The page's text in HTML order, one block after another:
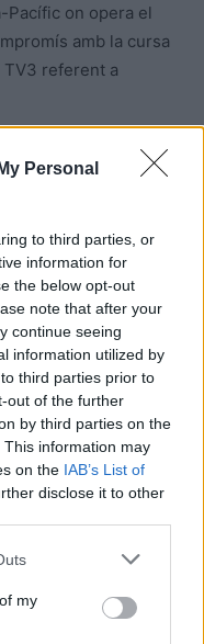
Personal
to third parties, or
information for
the below opt-out
note that after your
continue seeing
information utilized by
third parties prior to
out of the further
by third parties on the
This information may
on the IAB’s List of
disclose it to other
my
Pacífic on opera el
amb la cursa
referent a
el senyal a 17
d’especial
Isaac del Toro
del ciclisme mundial,
opcions destacades a
el món a través de
vinculada a Warner
als aficionats gaudir
lloc i dispositiu.
del senyal de la
mitjançant les